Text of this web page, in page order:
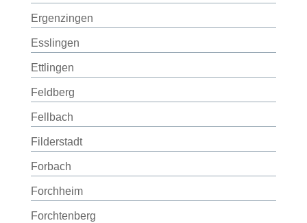
Ergenzingen
Esslingen
Ettlingen
Feldberg
Fellbach
Filderstadt
Forbach
Forchheim
Forchtenberg